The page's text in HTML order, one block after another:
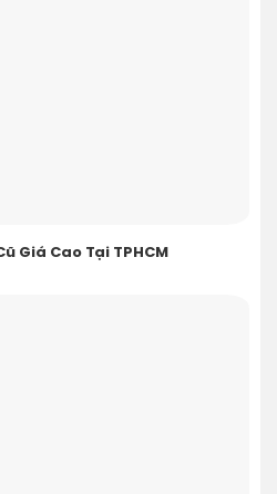
Giá Cao Tại TPHCM